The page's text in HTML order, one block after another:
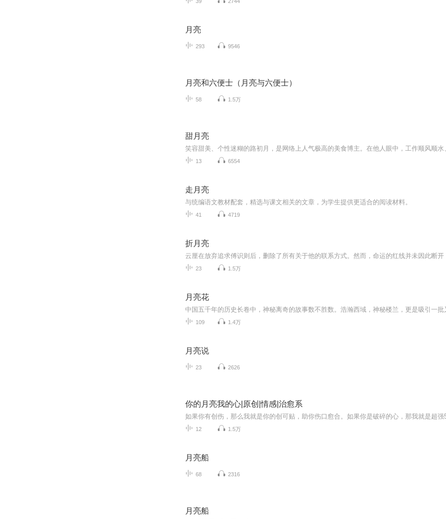
月亮
293 9546
月亮和六便士（月亮与六便士）
58 1.5万
甜月亮
13 6554
走月亮
与统编语文教材配套，精选与课文相关的文章，为学生提供更适合的阅读材料。
41 4719
折月亮
23 1.5万
月亮花
109 1.4万
月亮说
23 2626
你的月亮我的心|原创|情感|治愈系
12 1.5万
月亮船
68 2316
月亮船